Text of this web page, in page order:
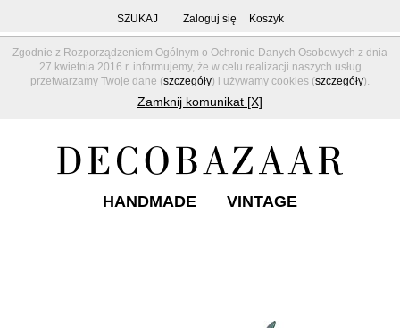
Zgodnie z Rozporządzeniem Ogólnym o Ochronie Danych Osobowych z dnia
27 kwietnia 2016 r. informujemy, że w celu realizacji naszych usług
przetwarzamy Twoje dane (szczegóły) i używamy cookies (szczegóły).
Zamknij komunikat [X]
SZUKAJ Zaloguj się Koszyk
HANDMADE VINTAGE